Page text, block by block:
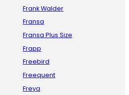
Frank Walder
Fransa
Fransa Plus Size
Frapp
Freebird
Freequent
Freya